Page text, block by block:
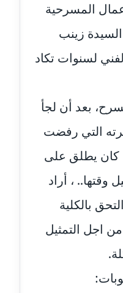
المسرحية
زينب
لسنوات تكاد
بعد أن لجأ
التي رفضت
يطلق على
وقتها.. ، أراد
بالكلية
من اجل التمثيل